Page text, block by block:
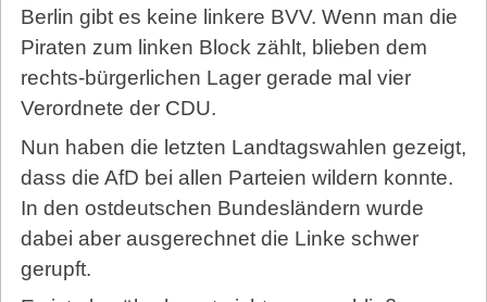
Berlin gibt es keine linkere BVV. Wenn man die
Piraten zum linken Block zählt, blieben dem
rechts-bürgerlichen Lager gerade mal vier
Verordnete der CDU.
Nun haben die letzten Landtagswahlen gezeigt,
dass die AfD bei allen Parteien wildern konnte.
In den ostdeutschen Bundesländern wurde
dabei aber ausgerechnet die Linke schwer
gerupft.